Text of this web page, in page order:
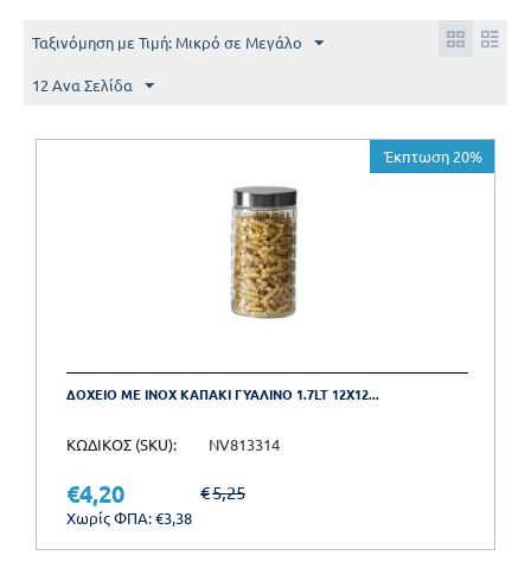
Ταξινόμηση με Τιμή: Μικρό σε Μεγάλο
12 Ανα Σελίδα
Έκπτωση 20%
ΔΟΧΕΙΟ ΜΕ INOX ΚΑΠΑΚΙ ΓΥΑΛΙΝΟ 1.7LT 12X12...
ΚΩΔΙΚΟΣ (SKU): NV813314
€5,25
€4,20
Χωρίς ΦΠΑ:€3,38